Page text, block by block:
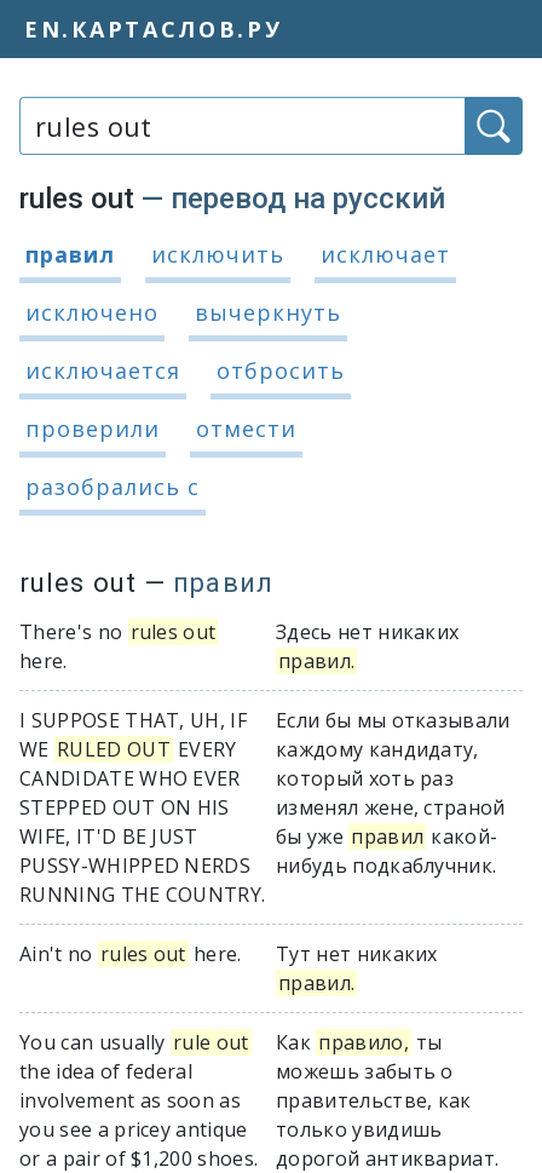
EN.КАРТАСЛОВ.РУ
rules out — перевод на русский
Варианты перевода
правил исключить
исключает
исключено
вычеркнуть
исключается
отбросить
проверили
отмести
разобрались с
rules out — правил
There's no rules out
here.
Здесь нет никаких
правил.
I SUPPOSE THAT, UH, IF
WE RULED OUT EVERY
CANDIDATE WHO EVER
STEPPED OUT ON HIS
WIFE, IT'D BE JUST
PUSSY-WHIPPED NERDS
RUNNING THE COUNTRY.
Если бы мы отказывали
каждому кандидату,
который хоть раз
изменял жене, страной
бы уже правил какой-
нибудь подкаблучник.
Ain't no rules out here.
Тут нет никаких
правил.
You can usually rule out
the idea of federal
involvement as soon as
you see a pricey antique
or a pair of $1,200 shoes.
Как правило, ты
можешь забыть о
правительстве, как
только увидишь
дорогой антиквариат.